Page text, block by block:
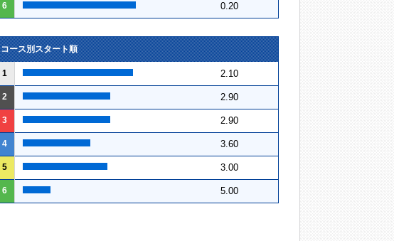
6 0.20
コース別スタート順
1 2.10
2 2.90
3 2.90
4 3.60
5 3.00
6 5.00